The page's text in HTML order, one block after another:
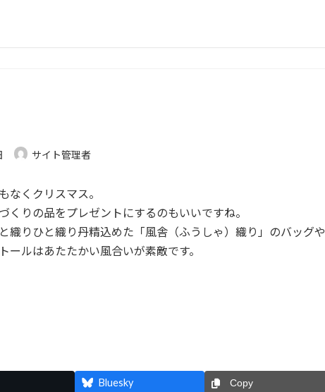
サイト管理者
なくクリスマス。
くりの品をプレゼントにするのもいいですね。
織りひと織り丹精込めた「風舎（ふうしゃ）織り」のバッグや
ールはあたたかい風合いが素敵です。
Bluesky Copy